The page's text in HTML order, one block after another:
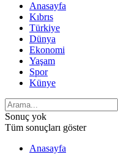
Anasayfa
Kıbrıs
Türkiye
Dünya
Ekonomi
Yaşam
Spor
Künye
Sonuç yok
Tüm sonuçları göster
Anasayfa